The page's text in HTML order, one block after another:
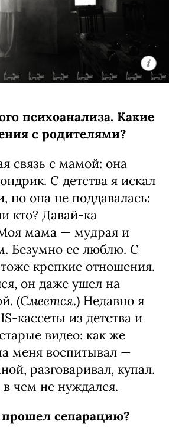
психоанализа. Какие
с родителями?
связь с мамой: она
С детства я искал
но она не поддавалась:
кто? Давай-ка
мама — мудрая и
Безумно ее люблю. С
крепкие отношения.
он даже ушел на
(Смеется.) Недавно я
кассеты из детства и
видео: как же
меня воспитывал —
разговаривал, купал.
чем не нуждался.
сепарацию?